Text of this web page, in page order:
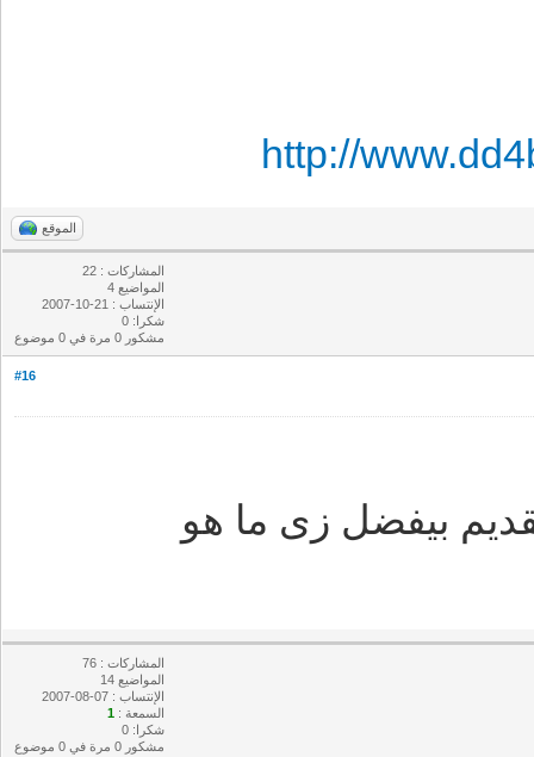
http://
الموقع
المشاركات : 22
المواضيع 4
الإنتساب : 21-10-2007
شكرا: 0
مشكور 0 مرة في 0 موضوع
#16
بيفضل زى ما هو
المشاركات : 76
المواضيع 14
الإنتساب : 07-08-2007
السمعة :1
شكرا: 0
مشكور 0 مرة في 0 موضوع